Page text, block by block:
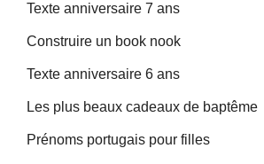
Texte anniversaire 7 ans
Construire un book nook
Texte anniversaire 6 ans
Les plus beaux cadeaux de baptême
Prénoms portugais pour filles